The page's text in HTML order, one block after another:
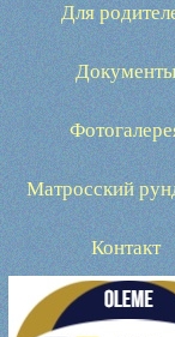
Для
Документы
Матросский
Контакт